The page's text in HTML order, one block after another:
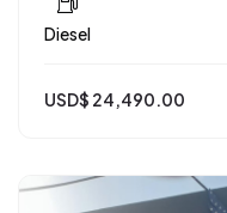
Diesel
USD$ 24,490.00